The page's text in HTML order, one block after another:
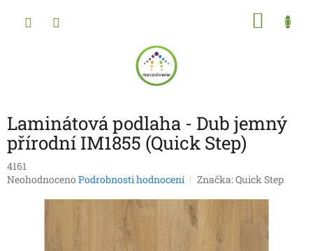
Laminátová podlaha - Dub jemný
přírodní IM1855 (Quick Step)
4161
Průměrné
Neohodnoceno Podrobnosti hodnocení Značka:Quick Step